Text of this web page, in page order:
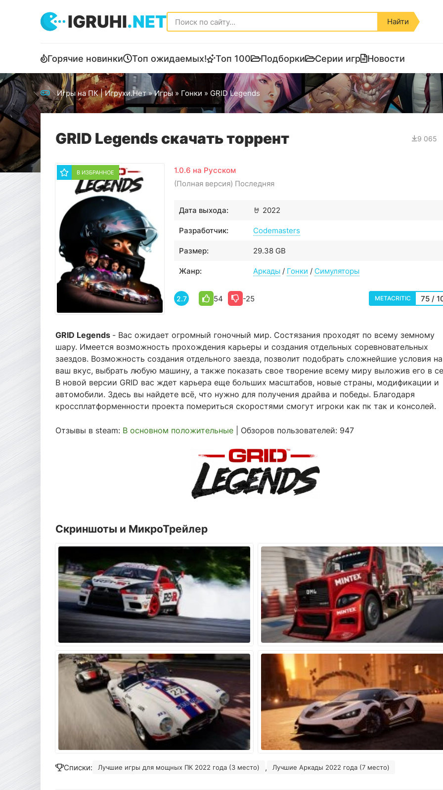
IGRUHI.NET Найти
Горячие новинки Топ ожидаемых! Топ 100 Подборки Серии игр Новости
Игры на ПК | Игрухи.Нет»Игры» Гонки » GRID Legends
GRID Legends скачать торрент 9 065
В ИЗБРАННОЕ
1.0.6 на Русском
(Полная версия) Последняя
🤘
Дата выхода: 2022
Разработчик: Codemasters
Размер: 29.38 GB
Жанр: Аркады / Гонки / Симуляторы
2.7 54 -25 METACRITIC 75 /
GRID Legends - Вас ожидает огромный гоночный мир. Состязания проходят по всему земному
шару. Имеется возможность прохождения карьеры и создания отдельных соревновательных
заездов. Возможность создания отдельного заезда, позволит подобрать сложнейшие условия на
ваш вкус, выбрать любую машину, а также показать свое творение всему миру выложив его в
В новой версии GRID вас ждет карьера еще больших масштабов, новые страны, модификации и
автомобили. Здесь вы найдете всё, что нужно для получения драйва и победы. Благодаря
кроссплатформенности проекта помериться скоростями смогут игроки как пк так и консолей.
Отзывы в steam: В основном положительные | Обзоров пользователей: 947
Скриншоты и МикроТрейлер
Списки: Лучшие игры для мощных ПК 2022 года (3 место) , Лучшие Аркады 2022 года (7 место)